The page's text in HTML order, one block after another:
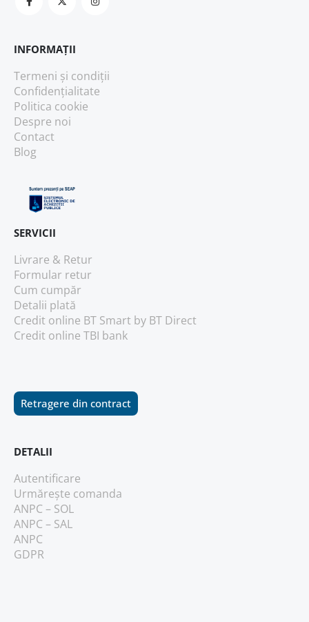
INFORMAȚII
Termeni și condiții
Confidențialitate
Politica cookie
Despre noi
Contact
Blog
SERVICII
Livrare & Retur
Formular retur
Cum cumpăr
Detalii plată
Credit online BT Smart by BT Direct
Credit online TBI bank
Retragere din contract
DETALII
Autentificare
Urmărește comanda
ANPC – SOL
ANPC – SAL
ANPC
GDPR